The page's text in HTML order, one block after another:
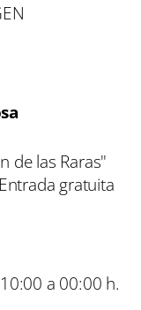
de las Raras"
gratuita
a 00:00 h.